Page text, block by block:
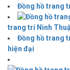
Đồng hồ trang
trang trí Ninh
Đồng hồ trang
hiện đại